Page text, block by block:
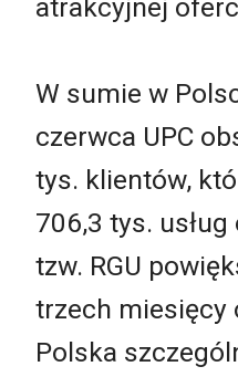
atrakcyjnej
W sumie w
czerwca UPC
tys. klientów,
706,3 tys.
tzw. RGU
trzech miesięcy
Polska